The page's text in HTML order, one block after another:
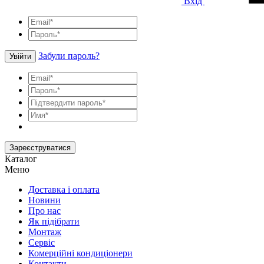
Увійти Забули пароль?
Зареєструватися
Каталог
Меню
Доставка і оплата
Новини
Про нас
Як підібрати
Монтаж
Сервіс
Комерційні кондиціонери